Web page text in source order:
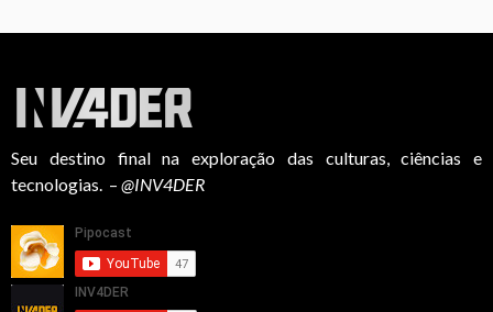
Seu destino final na exploração das culturas, ciências e
tecnologias. – @INV4DER